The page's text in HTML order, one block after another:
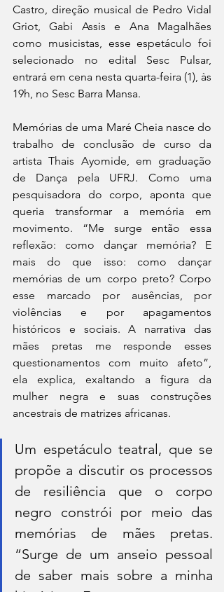
Castro, direção musical de Pedro Vidal
Griot, Gabi Assis e Ana Magalhães
como musicistas, esse espetáculo foi
selecionado no edital Sesc Pulsar,
entrará em cena nesta quarta-feira (1), às
19h, no Sesc Barra Mansa.
Memórias de uma Maré Cheia nasce do
trabalho de conclusão de curso da
artista Thais Ayomide, em graduação
de Dança pela UFRJ. Como uma
pesquisadora do corpo, aponta que
queria transformar a memória em
movimento. “Me surge então essa
reflexão: como dançar memória? E
mais do que isso: como dançar
memórias de um corpo preto? Corpo
esse marcado por ausências, por
violências e por apagamentos
históricos e sociais. A narrativa das
mães pretas me responde esses
questionamentos com muito afeto”,
ela explica, exaltando a figura da
mulher negra e suas construções
ancestrais de matrizes africanas.
Um espetáculo teatral, que se
propõe a discutir os processos
de resiliência que o corpo
negro constrói por meio das
memórias de mães pretas.
“Surge de um anseio pessoal
de saber mais sobre a minha